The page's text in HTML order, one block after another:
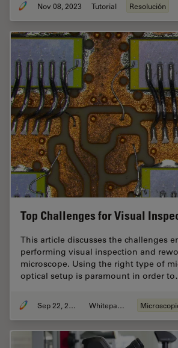
Nov 08, 2023 Tutorial Resolución
Top Challenges for Visual
This article discusses the challenges
performing visual inspection and
microscope. Using the right type of
optical setup is paramount in order
Sep 22, 2023 Whitepaper